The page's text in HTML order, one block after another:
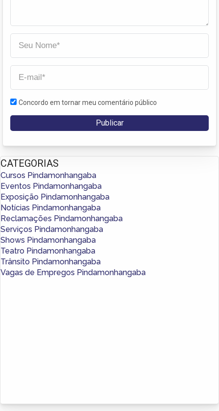
Concordo em tornar meu comentário público
CATEGORIAS
Cursos Pindamonhangaba
Eventos Pindamonhangaba
Exposição Pindamonhangaba
Notícias Pindamonhangaba
Reclamações Pindamonhangaba
Serviços Pindamonhangaba
Shows Pindamonhangaba
Teatro Pindamonhangaba
Trânsito Pindamonhangaba
Vagas de Empregos Pindamonhangaba